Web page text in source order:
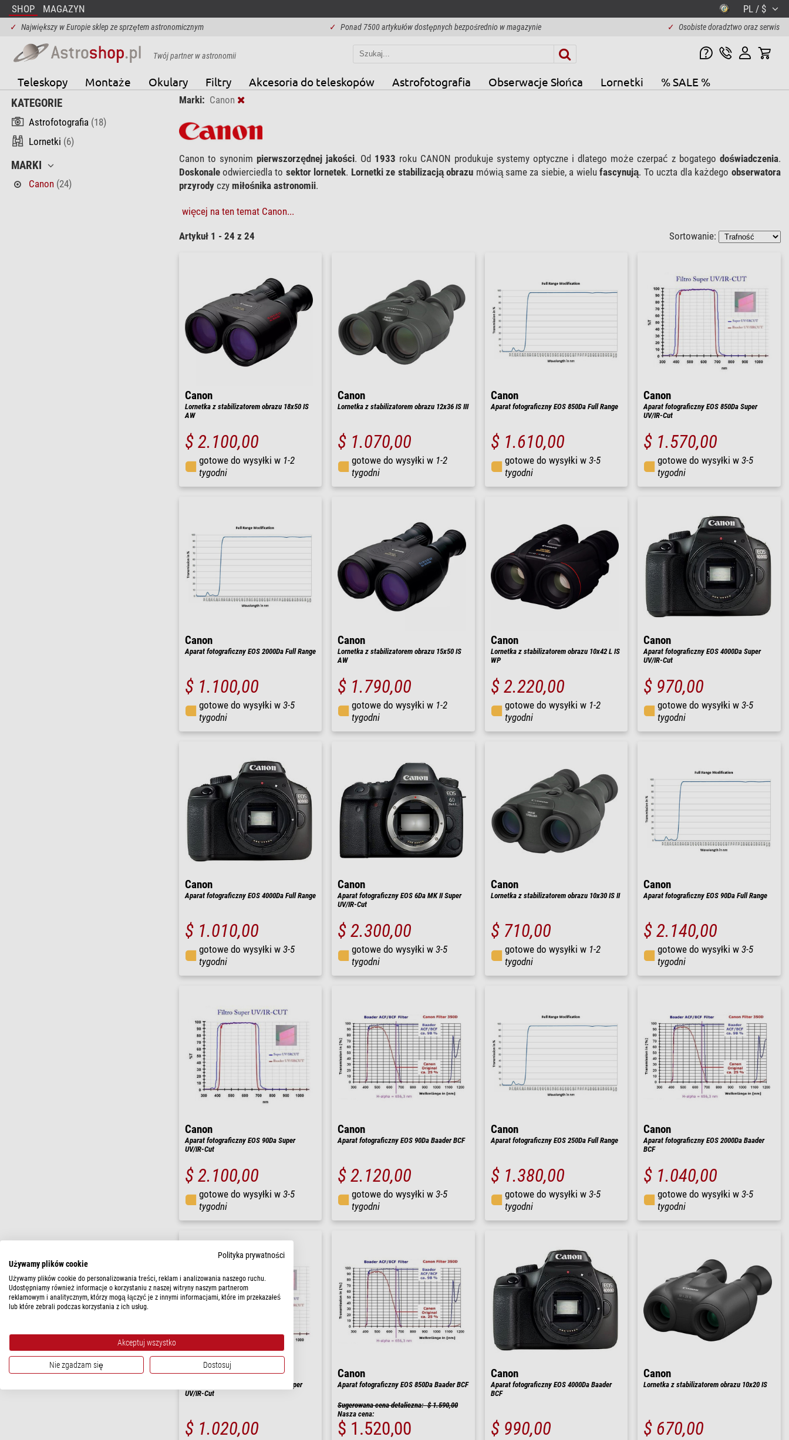
SHOP MAGAZYN PL / $
✓ Największy w Europie sklep ze sprzętem astronomicznym ✓ Ponad 7500 artykułów dostępnych bezpośrednio w magazynie ✓ Osobiste doradztwo oraz serwis
Twój partner w astronomii
Teleskopy Montaże Okulary Filtry Akcesoria do teleskopów Astrofotografia Obserwacje Słońca Lornetki % SALE %
KATEGORIE
Astrofotografia (18)
Lornetki (6)
MARKI
Canon (24)
Marki: Canon
Canon to synonim pierwszorzędnej jakości. Od 1933 roku CANON produkuje systemy optyczne i dlatego może czerpać z bogatego doświadczenia.
Doskonaleodwierciedla to sektor lornetek. Lornetki ze stabilizacją obrazu mówią same za siebie, a wielufascynują. To uczta dla każdego obserwatora
przyrodyczy miłośnika astronomii.
więcej na ten temat Canon...
Artykuł 1 - 24 z 24 Sortowanie:
Canon
Lornetka z stabilizatorem obrazu 18x50 IS
AW
$ 2.100,00
gotowe do wysyłki w 1-2
tygodni
Canon
Lornetka z stabilizatorem obrazu 12x36 IS III
$ 1.070,00
gotowe do wysyłki w 1-2
tygodni
Canon
Aparat fotograficzny EOS 850Da Full Range
$ 1.610,00
gotowe do wysyłki w 3-5
tygodni
Canon
Aparat fotograficzny EOS 850Da Super
UV/IR-Cut
$ 1.570,00
gotowe do wysyłki w 3-5
tygodni
Canon
Aparat fotograficzny EOS 2000Da Full Range
$ 1.100,00
gotowe do wysyłki w 3-5
tygodni
Canon
Lornetka z stabilizatorem obrazu 15x50 IS
AW
$ 1.790,00
gotowe do wysyłki w 1-2
tygodni
Canon
Lornetka z stabilizatorem obrazu 10x42 L IS
WP
$ 2.220,00
gotowe do wysyłki w 1-2
tygodni
Canon
Aparat fotograficzny EOS 4000Da Super
UV/IR-Cut
$ 970,00
gotowe do wysyłki w 3-5
tygodni
Canon
Aparat fotograficzny EOS 4000Da Full Range
$ 1.010,00
gotowe do wysyłki w 3-5
tygodni
Canon
Aparat fotograficzny EOS 6Da MK II Super
UV/IR-Cut
$ 2.300,00
gotowe do wysyłki w 3-5
tygodni
Canon
Lornetka z stabilizatorem obrazu 10x30 IS II
$ 710,00
gotowe do wysyłki w 1-2
tygodni
Canon
Aparat fotograficzny EOS 90Da Full Range
$ 2.140,00
gotowe do wysyłki w 3-5
tygodni
Canon
Aparat fotograficzny EOS 90Da Super
UV/IR-Cut
$ 2.100,00
gotowe do wysyłki w 3-5
tygodni
Canon
Aparat fotograficzny EOS 90Da Baader BCF
$ 2.120,00
gotowe do wysyłki w 3-5
tygodni
Canon
Aparat fotograficzny EOS 250Da Full Range
$ 1.380,00
gotowe do wysyłki w 3-5
tygodni
Canon
Aparat fotograficzny EOS 2000Da Baader
BCF
$ 1.040,00
gotowe do wysyłki w 3-5
tygodni
Canon
Aparat fotograficzny EOS 2000Da Super
UV/IR-Cut
$ 1.020,00
Canon
Aparat fotograficzny EOS 850Da Baader BCF
Sugerowana cena detaliczna: $ 1.590,00
Nasza cena:
$ 1.520,00
Canon
Aparat fotograficzny EOS 4000Da Baader
BCF
$ 990,00
Canon
Lornetka z stabilizatorem obrazu 10x20 IS
$ 670,00
Polityka prywatności
Używamy plików cookie
Używamy plików cookie do personalizowania treści, reklam i analizowania naszego ruchu.
Udostępniamy również informacje o korzystaniu z naszej witryny naszym partnerom
reklamowym i analitycznym, którzy mogą łączyć je z innymi informacjami, które im przekazałeś
lub które zebrali podczas korzystania z ich usług.
Akceptuj wszystko
Nie zgadzam się Dostosuj